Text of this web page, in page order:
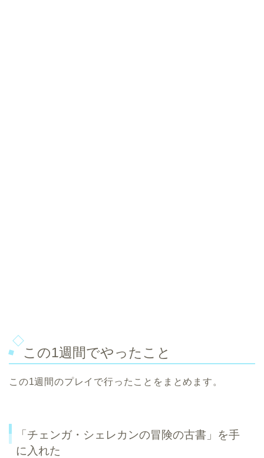
この1週間でやったこと
この1週間のプレイで行ったことをまとめます。
「チェンガ・シェレカンの冒険の古書」を手
に入れた